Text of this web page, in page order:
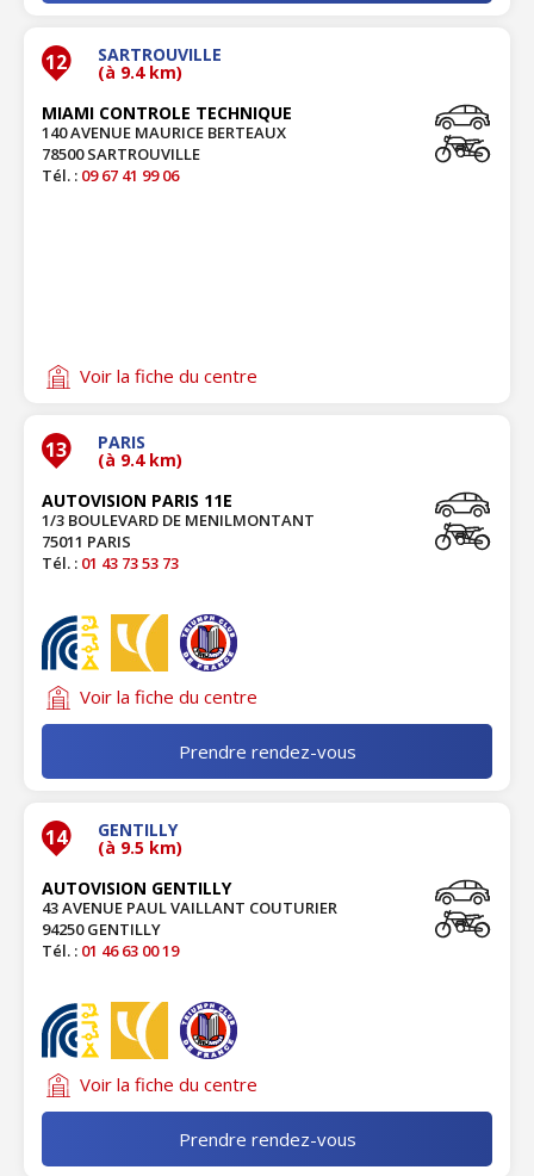
12 SARTROUVILLE
(à 9.4 km)
MIAMI CONTROLE TECHNIQUE
140 AVENUE MAURICE BERTEAUX
78500 SARTROUVILLE
Tél. : 09 67 41 99 06
Voir la fiche du centre
13 PARIS
(à 9.4 km)
AUTOVISION PARIS 11E
1/3 BOULEVARD DE MENILMONTANT
75011 PARIS
Tél. : 01 43 73 53 73
Voir la fiche du centre
Prendre rendez-vous
14 GENTILLY
(à 9.5 km)
AUTOVISION GENTILLY
43 AVENUE PAUL VAILLANT COUTURIER
94250 GENTILLY
Tél. : 01 46 63 00 19
Voir la fiche du centre
Prendre rendez-vous